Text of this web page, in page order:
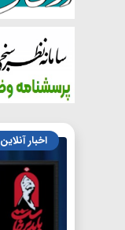
اخبار آنلاین